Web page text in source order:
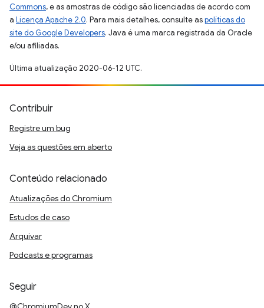
Commons, e as amostras de código são licenciadas de acordo com
a Licença Apache 2.0. Para mais detalhes, consulte aspolíticas do
site do Google Developers. Java é uma marca registrada da Oracle
e/ou afiliadas.
Última atualização 2020-06-12 UTC.
Contribuir
Registre um bug
Veja as questões em aberto
Conteúdo relacionado
Atualizações do Chromium
Estudos de caso
Arquivar
Podcasts e programas
Seguir